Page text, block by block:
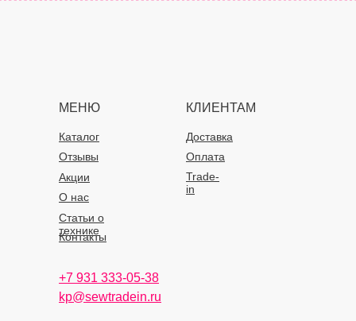
МЕНЮ КЛИЕНТАМ
Каталог
О нас
Доставка
Статьи о
технике
Оплата
Отзывы
Акции
Контакты
Trade-
in
+7 931 333-05-38
kp@sewtradein.ru